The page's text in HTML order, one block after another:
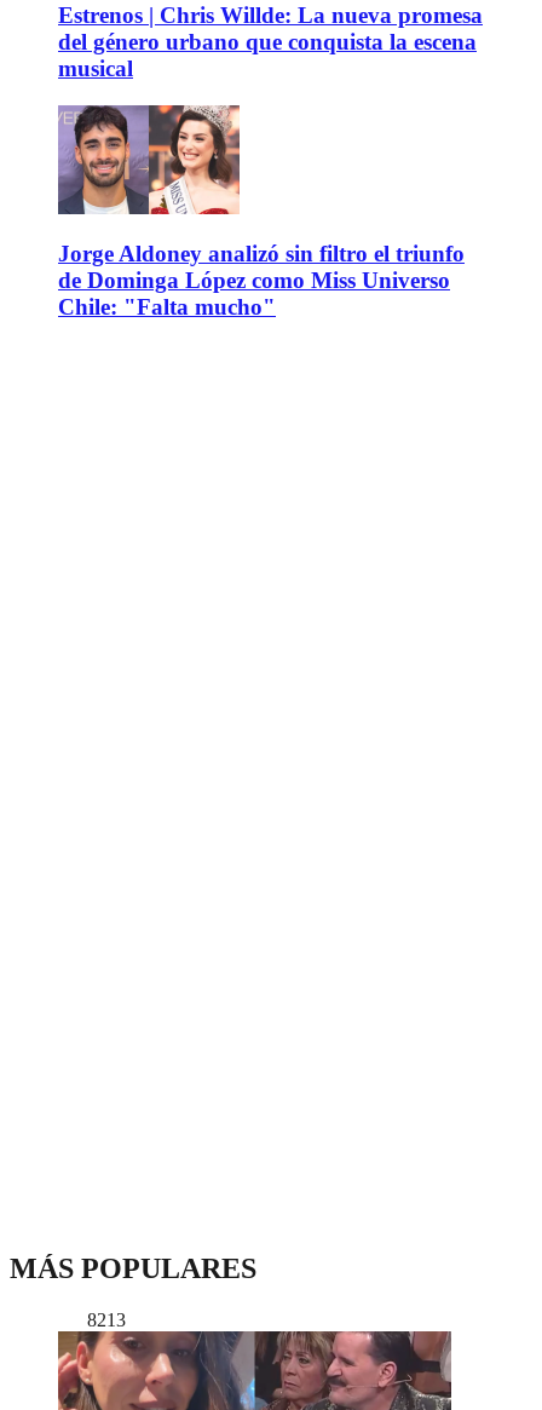
Estrenos | Chris Willde: La nueva promesa
del género urbano que conquista la escena
musical
Jorge Aldoney analizó sin filtro el triunfo
de Dominga López como Miss Universo
Chile: "Falta mucho"
MÁS POPULARES
8213